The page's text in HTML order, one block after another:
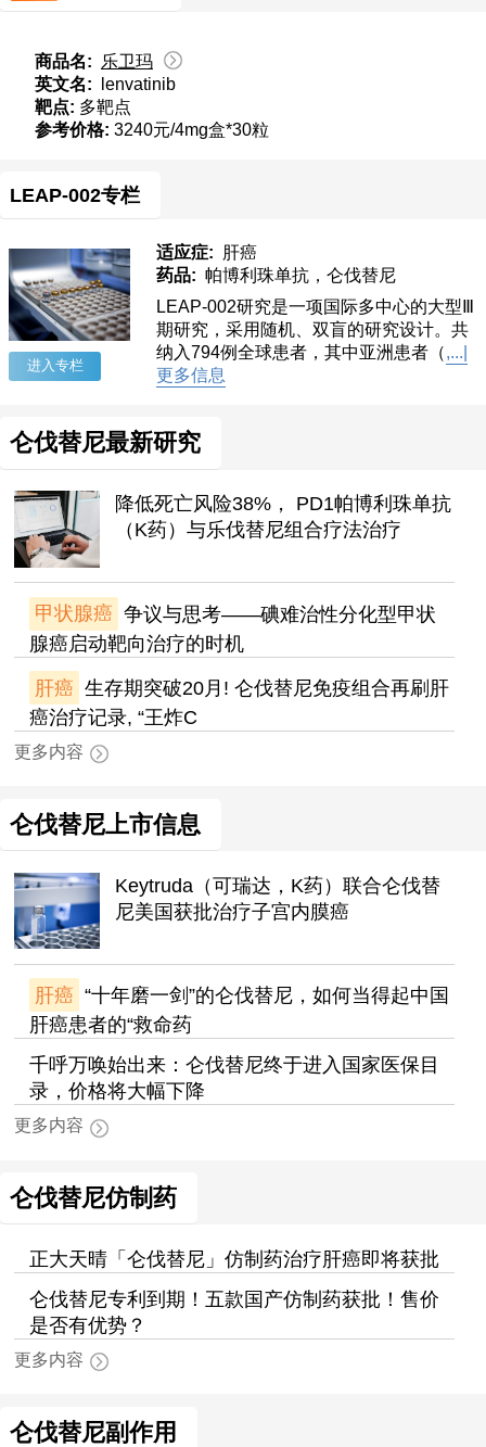
商品名:
乐卫玛
英文名:
lenvatinib
靶点: 多靶点
参考价格: 3240元/4mg盒*30粒
LEAP-002专栏
进入专栏
适应症:
肝癌
药品: 帕博利珠单抗，仑伐替尼
LEAP-002研究是一项国际多中心的大型Ⅲ
期研究，采用随机、双盲的研究设计。共
纳入794例全球患者，其中亚洲患者（,...|
更多信息
仑伐替尼最新研究
降低死亡风险38%， PD1帕博利珠单抗
（K药）与乐伐替尼组合疗法治疗
甲状腺癌 争议与思考——碘难治性分化型甲状
腺癌启动靶向治疗的时机
肝癌 生存期突破20月! 仑伐替尼免疫组合再刷肝
癌治疗记录, “王炸C
更多内容
仑伐替尼上市信息
Keytruda（可瑞达，K药）联合仑伐替
尼美国获批治疗子宫内膜癌
肝癌 “十年磨一剑”的仑伐替尼，如何当得起中国
肝癌患者的“救命药
千呼万唤始出来：仑伐替尼终于进入国家医保目
录，价格将大幅下降
更多内容
仑伐替尼仿制药
正大天晴「仑伐替尼」仿制药治疗肝癌即将获批
仑伐替尼专利到期！五款国产仿制药获批！售价
是否有优势？
更多内容
仑伐替尼副作用